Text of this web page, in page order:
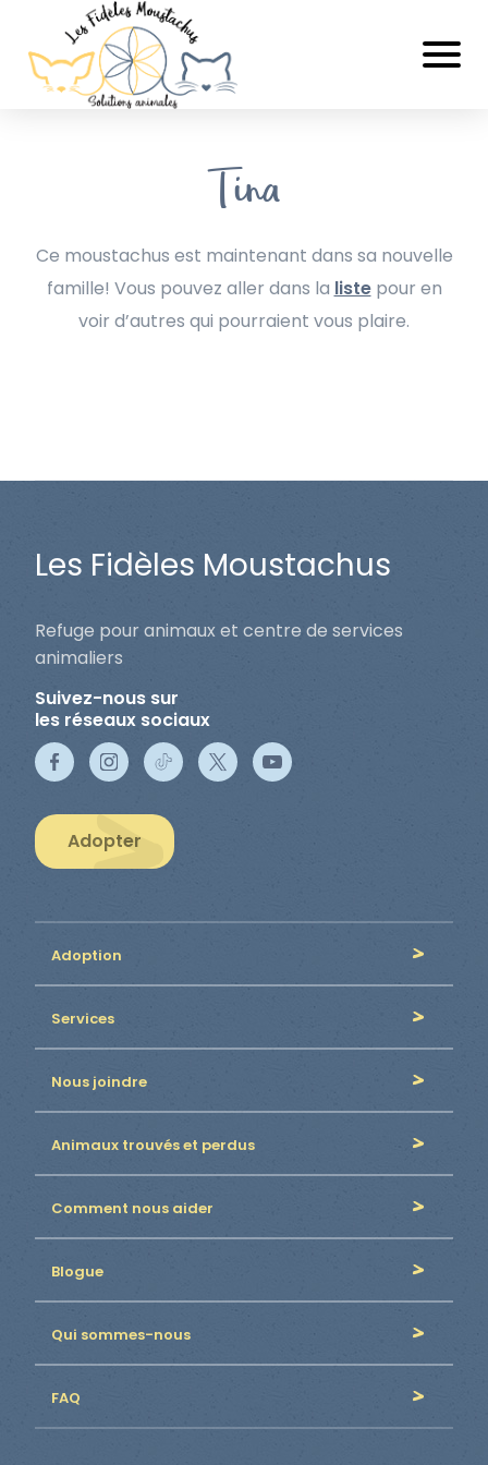
Tina
Ce moustachus est maintenant dans sa nouvelle
famille! Vous pouvez aller dans la listepour en
voir d’autres qui pourraient vous plaire.
Les Fidèles Moustachus
Refuge pour animaux et centre de services
animaliers
Suivez-nous sur
les réseaux sociaux
Adopter
Adoption
Services
Nous joindre
Animaux trouvés et perdus
Comment nous aider
Blogue
Qui sommes-nous
FAQ